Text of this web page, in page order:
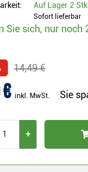
Auf Lager 2
Sofort lieferbar
Sie sich, nur noch
14,49 €
inkl. MwSt. Sie
+